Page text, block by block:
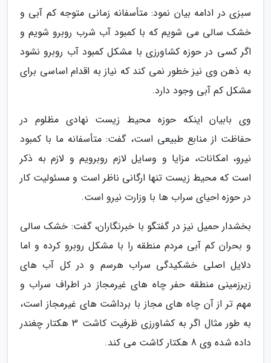
سبزی در ادامه بیان نمود: متأسفانه زمانی متوجه کم آبی و
خشک سالی می شویم که با کمبود آب شرب روبرو شویم و
اگر کسی در حوزه کشاورزی با مشکل کمبود آب روبرو نشود
به ذهن وی نیز خطور نمی کند که نیاز به اقدام اساسی برای
مشکل کم آبی وجود دارد.
وی بابیان اینکه حوزه محیط زیست نهادی مظلوم در
حفاظت از منابع طبیعی است، گفت: متأسفانه ما با کمبود
نیرو، امکانات، مزایا و وسایل لازم روبرویم و لازم به ذکر
است که محیط زیست تنها ارگانی ناظر است و مسئولیت کار
در حوزه احیای سراب ها با وزارت نیرو است.
بخشدار حمیل نیز در گفتگو با خبرنگاران، گفت: خشک سالی
و بحران کم آبی مردم منطقه را با مشکل روبرو کرده و اما
دلایل اصلی خشکیدگی سراب هرسم و در کل آب های
زیرزمینی منطقه حفر چاه های غیرمجاز در اطراف سراب و
مهم تر از آن چاه های مجاز با برداشت های غیرمجاز است،
به طور مثال اگر به کشاورزی ظرفیت کاشت 3 هکتار چغندر
داده شده وی 8 هکتار کاشت می کند.